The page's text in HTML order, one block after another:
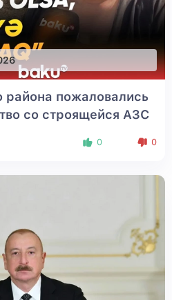
района пожаловались
со строящейся АЗС
0 0